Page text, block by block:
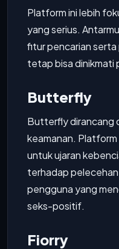
Platform ini lebih
yang serius.
fitur pencarian serta
tetap bisa dinikmati
Butterfly
Butterfly dirancang
keamanan.
untuk ujaran
terhadap
pengguna yang
seks-positif.
Fiorry